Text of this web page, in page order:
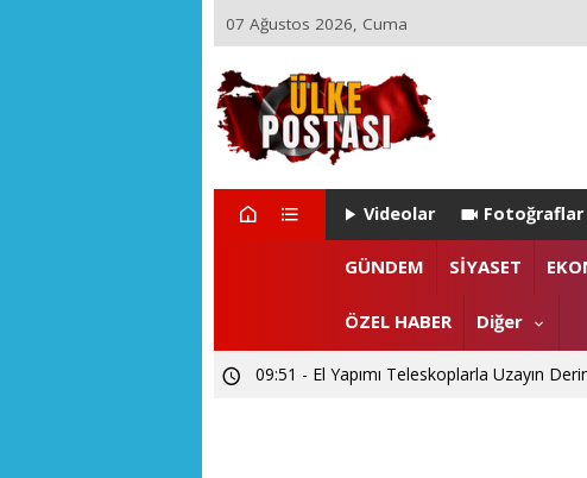
07 Ağustos 2026, Cuma
Videolar Fotoğraflar
GÜNDEM SİYASET
ÖZEL HABER Diğer
21:17 - Ülke Postası’ndan Sağlık
09:51 - El Yapımı Teleskoplarla Uzayın